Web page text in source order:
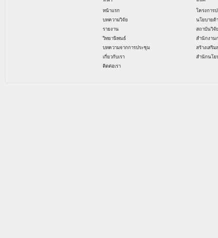
หน้าแรก
บทความวิจัย
รายงาน
วิทยานิพนธ์
บทความจากการประชุม
เกี่ยวกับเรา
ติดต่อเรา
โครงการ
นโยบายด้
สถาบันวิจั
สำนักงาน
สร้างเสริ
สำนักนโย